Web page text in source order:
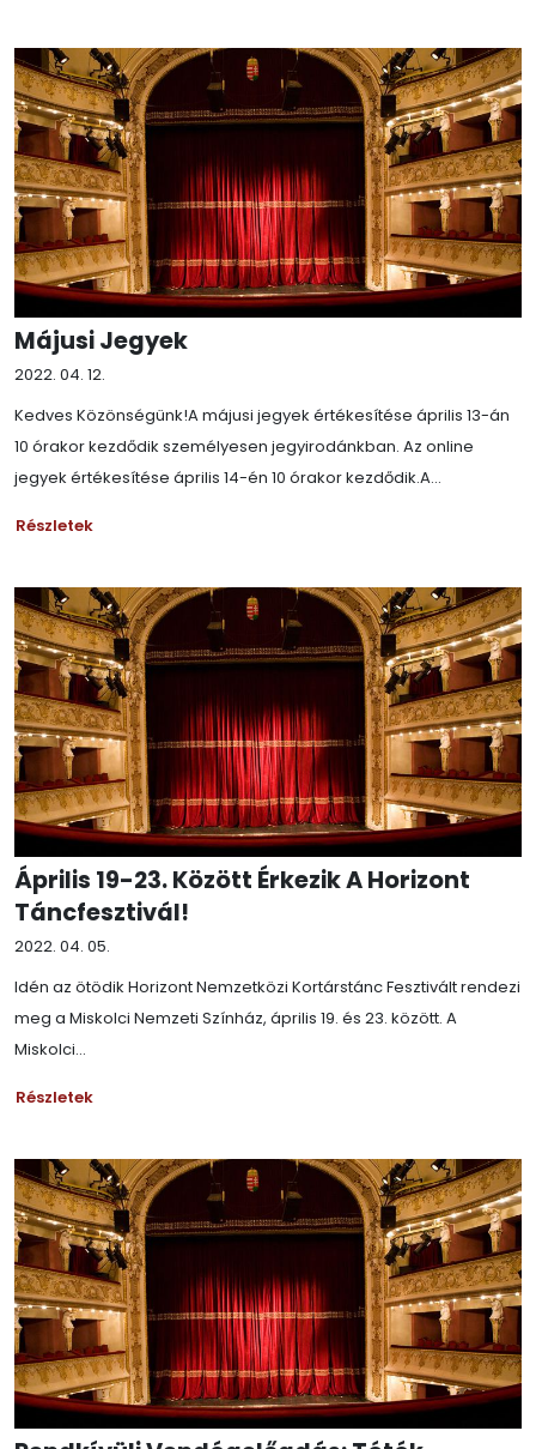
Májusi Jegyek
2022. 04. 12.
Kedves Közönségünk!A májusi jegyek értékesítése április 13-án
10 órakor kezdődik személyesen jegyirodánkban. Az online
jegyek értékesítése április 14-én 10 órakor kezdődik.A...
Részletek
Április 19-23. Között Érkezik A Horizont
Táncfesztivál!
2022. 04. 05.
Idén az ötödik Horizont Nemzetközi Kortárstánc Fesztivált rendezi
meg a Miskolci Nemzeti Színház, április 19. és 23. között. A
Miskolci...
Részletek